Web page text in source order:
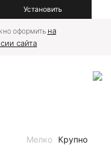
Установить
оформить на
сайта
Мелко Крупно